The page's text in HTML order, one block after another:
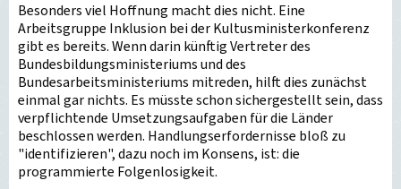
Besonders viel Hoffnung macht dies nicht. Eine
Arbeitsgruppe Inklusion bei der Kultusministerkonferenz
gibt es bereits. Wenn darin künftig Vertreter des
Bundesbildungsministeriums und des
Bundesarbeitsministeriums mitreden, hilft dies zunächst
einmal gar nichts. Es müsste schon sichergestellt sein, dass
verpflichtende Umsetzungsaufgaben für die Länder
beschlossen werden. Handlungserfordernisse bloß zu
"identifizieren", dazu noch im Konsens, ist: die
programmierte Folgenlosigkeit.